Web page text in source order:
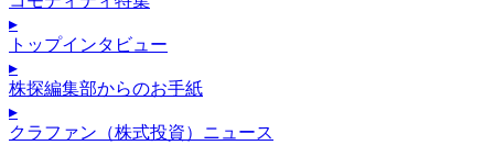
▸
トップインタビュー
▸
株探編集部からのお手紙
▸
クラファン（株式投資）ニュース